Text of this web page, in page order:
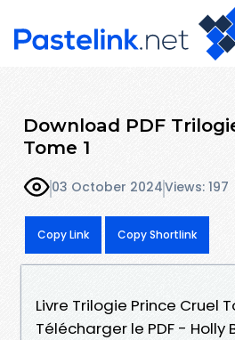
Download PDF
Tome 1
03 October 2024Views: 197
Copy Link Copy Shortlink
Livre Trilogie Prince Cruel
Télécharger le PDF - Holly